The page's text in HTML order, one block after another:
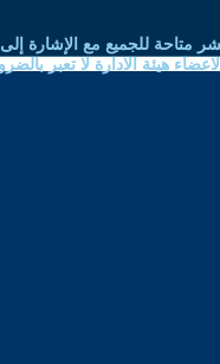
متاحة للجميع مع الإشارة
هيئة الادارة لا تعبر